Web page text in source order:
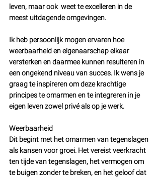
leven, maar ook  weet te excelleren in de
meest uitdagende omgevingen.
Ik heb persoonlijk mogen ervaren hoe
weerbaarheid en eigenaarschap elkaar
versterken en daarmee kunnen resulteren in
een ongekend niveau van succes. Ik wens je
graag te inspireren om deze krachtige
principes te omarmen en te integreren in je
eigen leven zowel privé als op je werk.
Weerbaarheid
Dit begint met het omarmen van tegenslagen
als kansen voor groei. Het vereist veerkracht
ten tijde van tegenslagen, het vermogen om
te buigen zonder te breken, en het geloof dat